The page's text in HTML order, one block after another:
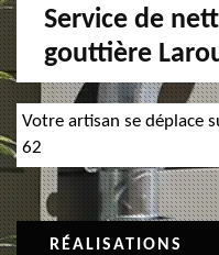
Service de
gouttière
Votre artisan se déplace
62
RÉALISATIONS